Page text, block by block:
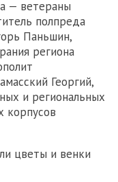
— ветераны
полпреда
Паньшин,
региона
Георгий,
и региональных
корпусов
цветы и венки